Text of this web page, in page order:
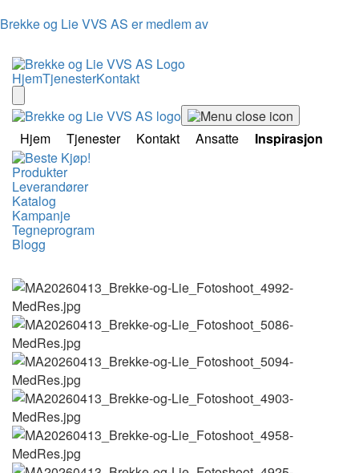
Brekke og Lie VVS AS er medlem av
HjemTjenesterKontakt
Hjem Tjenester Kontakt Ansatte
Inspirasjon
Produkter
Leverandører
Katalog
Kampanje
Tegneprogram
Blogg